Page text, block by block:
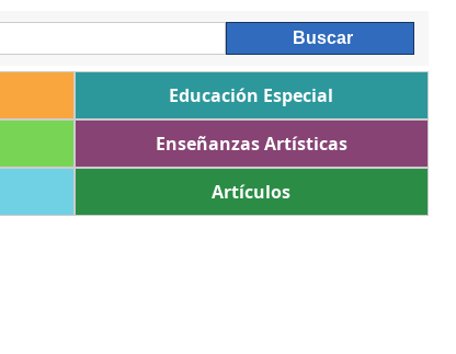
Educación Especial
Enseñanzas Artísticas
Artículos